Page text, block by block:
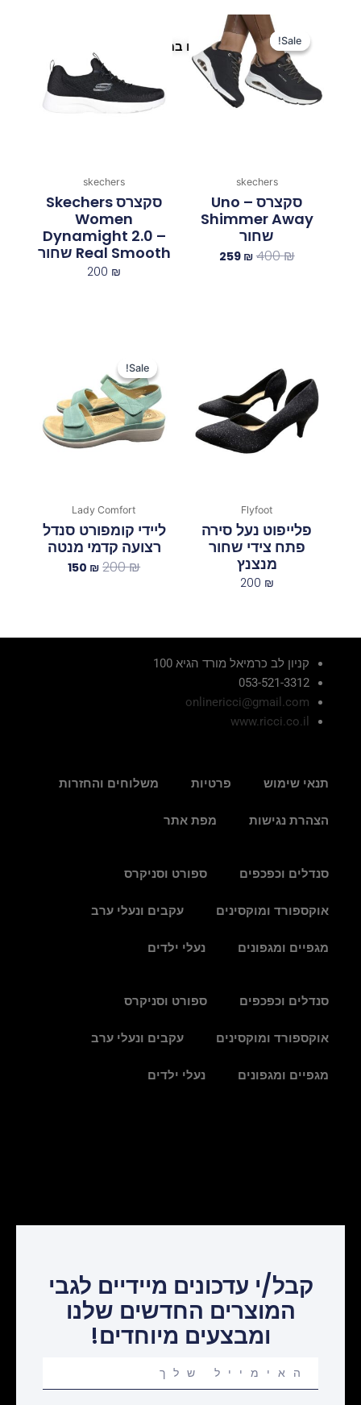
פריטים נוספים במיוחד בשבילך
Sale!
Sale!
skechers
סקצרס Uno –
Shimmer Away
שחור
400₪
המחיר
המקורי
היה:
400 ₪.
259 ₪
הנוכחי
הוא:
259 ₪.
skechers
סקצרס Skechers
Women
Dynamight 2.0 –
Real Smooth שחור
200 ₪
Flyfoot
פלייפוט נעל סירה
פתח צידי שחור
מנצנץ
200 ₪
Sale!
Sale!
Lady Comfort
ליידי קומפורט סנדל
רצועה קדמי מנטה
200₪
היה:
200 ₪.
150 ₪
150 ₪.
קניון לב כרמיאל מורד הגיא 100
053-521-3312
onlinericci@gmail.com
www.ricci.co.il
תנאי שימוש פרטיות משלוחים והחזרות
הצהרת נגישות מפת אתר
סנדלים וכפכפים ספורט וסניקרס
אוקספורד ומוקסינים עקבים ונעלי ערב
מגפיים ומגפונים נעלי ילדים
סנדלים וכפכפים ספורט וסניקרס
אוקספורד ומוקסינים עקבים ונעלי ערב
מגפיים ומגפונים נעלי ילדים
קבל/י עדכונים מיידיים לגבי
המוצרים החדשים שלנו
ומבצעים מיוחדים!
email